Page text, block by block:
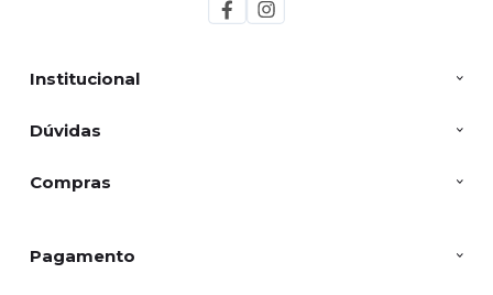
Institucional
Dúvidas
Compras
Pagamento